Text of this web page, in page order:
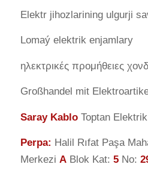
Elektr jihozlarining ulgurji
Lomaý elektrik enjamlary
ηλεκτρικές προμήθειες
Großhandel mit
Saray KabloToptan
Perpa: Halil Rıfat Paşa
Merkezi ABlok Kat: 5No: